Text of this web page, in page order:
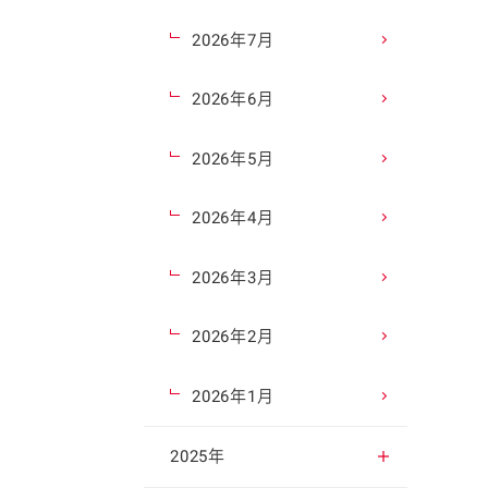
2026年7月
2026年6月
2026年5月
2026年4月
2026年3月
2026年2月
2026年1月
2025年